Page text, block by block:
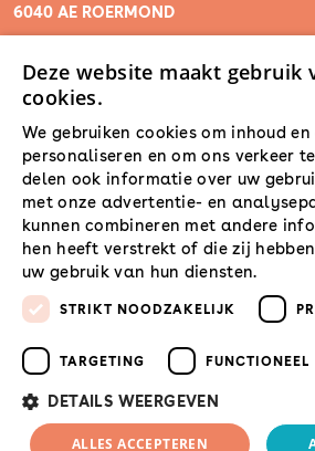
6040 AE ROERMOND
steunpunt@sam-limburg.nl
0475-399281
© 2026 SamLimburg |
Deze website maakt gebruik
cookies.
We gebruiken cookies om inhoud
personaliseren en om ons verkeer
delen ook informatie over uw
met onze advertentie- en
kunnen combineren met andere
hen heeft verstrekt of die zij
uw gebruik van hun diensten.
STRIKT NOODZAKELIJK
TARGETING FUNCTIONEEL
DETAILS WEERGEVEN
ALLES ACCEPTEREN